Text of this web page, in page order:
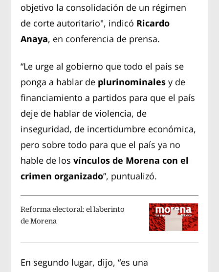
objetivo la consolidación de un régimen
de corte autoritario", indicó Ricardo
Anaya, en conferencia de prensa.
“Le urge al gobierno que todo el país se
ponga a hablar de plurinominales y de
financiamiento a partidos para que el país
deje de hablar de violencia, de
inseguridad, de incertidumbre económica,
pero sobre todo para que el país ya no
hable de losvínculos de Morena con el
crimen organizado”, puntualizó.
Reforma electoral: el laberinto
de Morena
En segundo lugar, dijo, “es una